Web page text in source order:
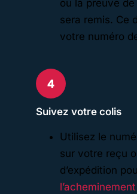
ou la preuve
sera remis. Ce
votre numéro
Suivez votre colis
Utilisez le
sur votre reçu
d’expédition